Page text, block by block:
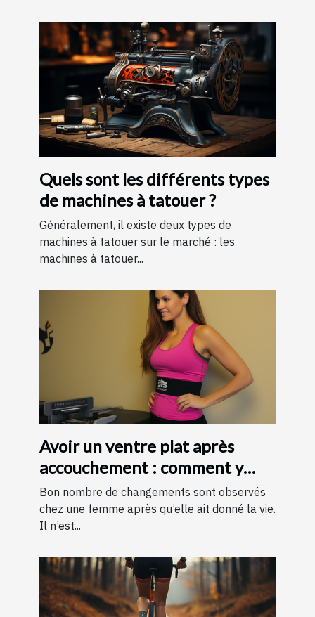
Quels sont les différents types
de machines à tatouer ?
Généralement, il existe deux types de
machines à tatouer sur le marché : les
machines à tatouer...
Avoir un ventre plat après
accouchement : comment y
parvenir ?
Bon nombre de changements sont observés
chez une femme après qu’elle ait donné la vie.
Il n’est...